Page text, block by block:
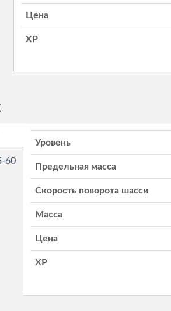
Цена
XP
60
Уровень
Предельная масса
Скорость поворота шасси
Масса
Цена
XP